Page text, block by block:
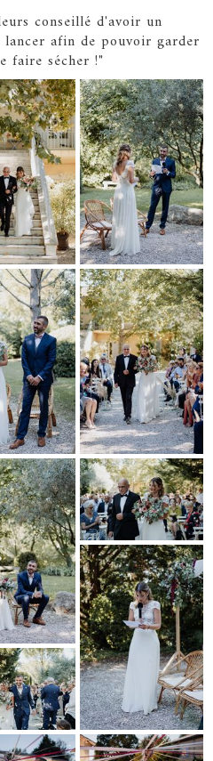
conseillé d'avoir un
afin de pouvoir garder
faire sécher !"